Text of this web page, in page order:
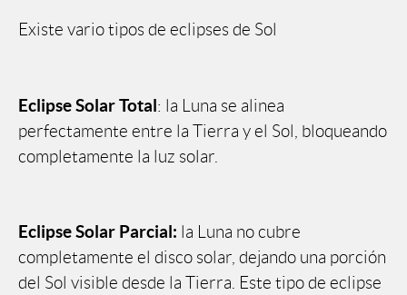
Existe vario tipos de eclipses de Sol
Eclipse Solar Total: la Luna se alinea
perfectamente entre la Tierra y el Sol, bloqueando
completamente la luz solar.
Eclipse Solar Parcial: la Luna no cubre
completamente el disco solar, dejando una porción
del Sol visible desde la Tierra. Este tipo de eclipse